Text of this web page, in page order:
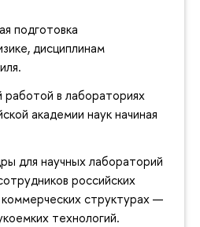
подготовка
дисциплинам
работой в лабораториях
академии наук начиная
для научных лабораторий
российских
структурах —
технологий.